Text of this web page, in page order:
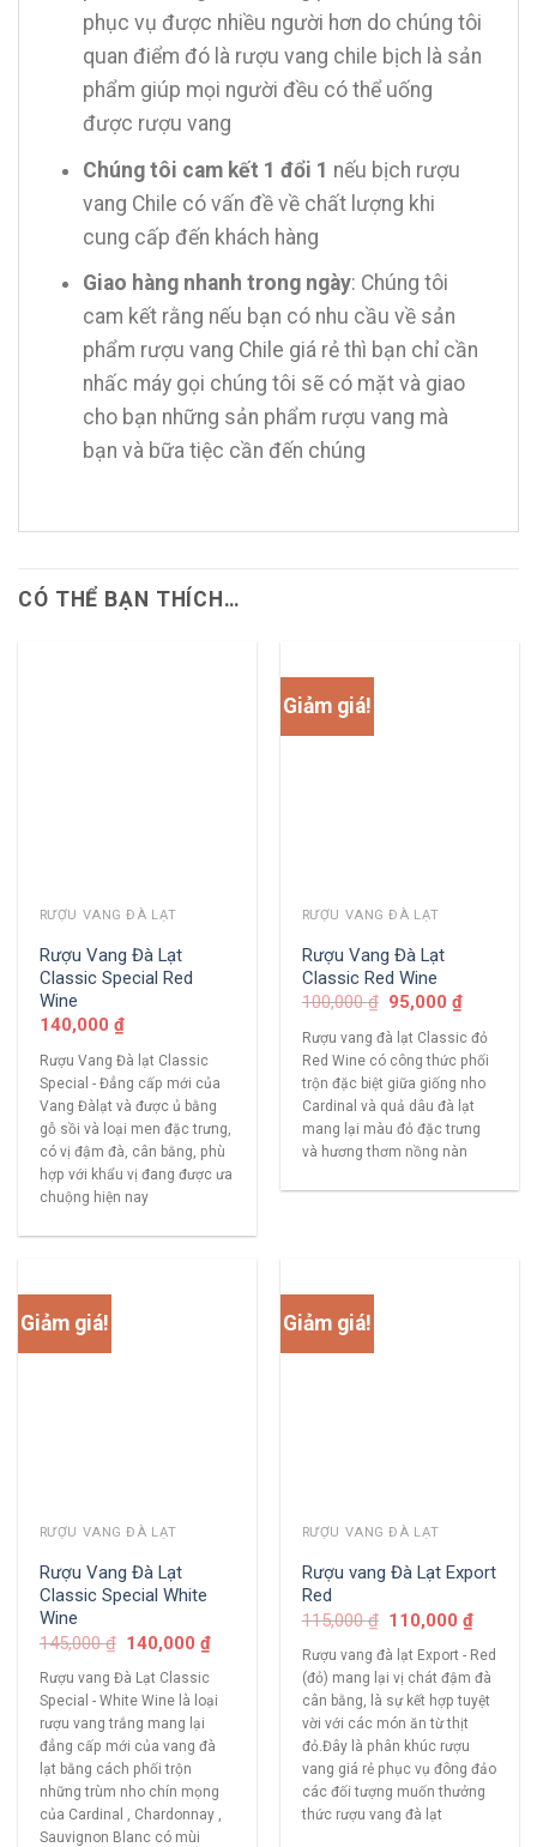
phục vụ được nhiều người hơn do chúng tôi
quan điểm đó là rượu vang chile bịch là sản
phẩm giúp mọi người đều có thể uống
được rượu vang
Chúng tôi cam kết 1 đổi 1 nếu bịch rượu
vang Chile có vấn đề về chất lượng khi
cung cấp đến khách hàng
Giao hàng nhanh trong ngày: Chúng tôi
cam kết rằng nếu bạn có nhu cầu về sản
phẩm rượu vang Chile giá rẻ thì bạn chỉ cần
nhấc máy gọi chúng tôi sẽ có mặt và giao
cho bạn những sản phẩm rượu vang mà
bạn và bữa tiệc cần đến chúng
CÓ THỂ BẠN THÍCH…
RƯỢU VANG ĐÀ LẠT
Rượu Vang Đà Lạt
Classic Special Red
Wine
140,000 ₫
Rượu Vang Đà lạt Classic
Special - Đẳng cấp mới của
Vang Đàlạt và được ủ bằng
gỗ sồi và loại men đặc trưng,
có vị đậm đà, cân bằng, phù
hợp với khẩu vị đang được ưa
chuộng hiện nay
Giảm giá!
RƯỢU VANG ĐÀ LẠT
Rượu Vang Đà Lạt
Classic Red Wine
100,000₫ 95,000₫
Rượu vang đà lạt Classic đỏ
Red Wine có công thức phối
trộn đặc biệt giữa giống nho
Cardinal và quả dâu đà lạt
mang lại màu đỏ đặc trưng
và hương thơm nồng nàn
Giảm giá!
RƯỢU VANG ĐÀ LẠT
Rượu Vang Đà Lạt
Classic Special White
Wine
145,000₫ 140,000₫
Rượu vang Đà Lạt Classic
Special - White Wine là loại
rượu vang trắng mang lại
đẳng cấp mới của vang đà
lạt bằng cách phối trộn
những trùm nho chín mọng
của Cardinal , Chardonnay ,
Sauvignon Blanc có mùi
Giảm giá!
RƯỢU VANG ĐÀ LẠT
Rượu vang Đà Lạt Export
Red
115,000₫ 110,000₫
Rượu vang đà lạt Export - Red
(đỏ) mang lại vị chát đậm đà
cân bằng, là sự kết hợp tuyệt
vời với các món ăn từ thịt
đỏ.Đây là phân khúc rượu
vang giá rẻ phục vụ đông đảo
các đối tượng muốn thưởng
thức rượu vang đà lạt